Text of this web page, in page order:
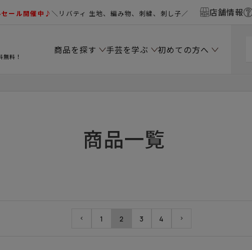
セール開催中♪＼リバティ 生地、編み物、刺繍、刺し子／ 店舗情報
料！
商品を探す 手芸を学ぶ 初めての方へ
商品一覧
1 2 3 4